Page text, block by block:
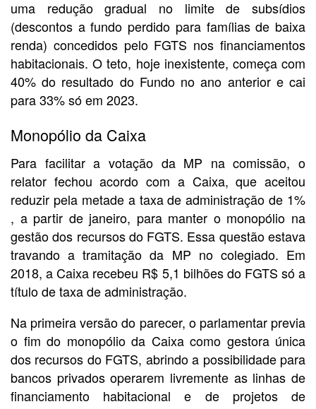
uma redução gradual no limite de subsídios
(descontos a fundo perdido para famílias de baixa
renda) concedidos pelo FGTS nos financiamentos
habitacionais. O teto, hoje inexistente, começa com
40% do resultado do Fundo no ano anterior e cai
para 33% só em 2023.
Monopólio da Caixa
Para facilitar a votação da MP na comissão, o
relator fechou acordo com a Caixa, que aceitou
reduzir pela metade a taxa de administração de 1%
, a partir de janeiro, para manter o monopólio na
gestão dos recursos do FGTS. Essa questão estava
travando a tramitação da MP no colegiado. Em
2018, a Caixa recebeu R$ 5,1 bilhões do FGTS só a
título de taxa de administração.
Na primeira versão do parecer, o parlamentar previa
o fim do monopólio da Caixa como gestora única
dos recursos do FGTS, abrindo a possibilidade para
bancos privados operarem livremente as linhas de
financiamento habitacional e de projetos de